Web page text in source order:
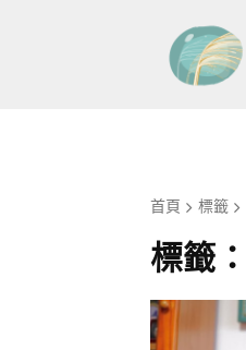
首頁 標籤
標籤：